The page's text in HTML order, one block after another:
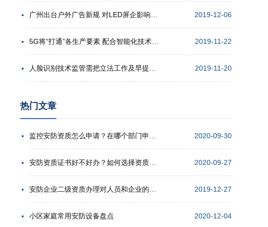
2019-12-06
2019-11-22
2019-11-20
热门文章
2020-09-30
2020-09-27
2019-12-27
小区家庭常用安防设备盘点 2020-12-04